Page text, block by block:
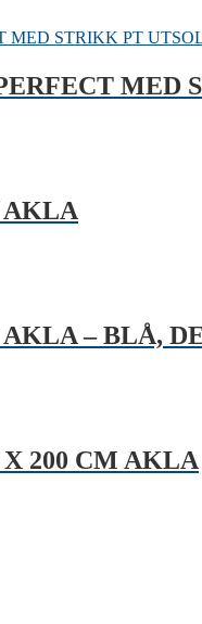
MED
AKLA
– BLÅ,
200 CM AKLA